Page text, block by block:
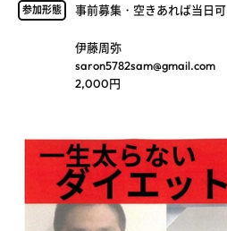
参加形態 事前募集・空きあれば当日可
伊藤周弥
saron5782sam@gmail.com
2,000円